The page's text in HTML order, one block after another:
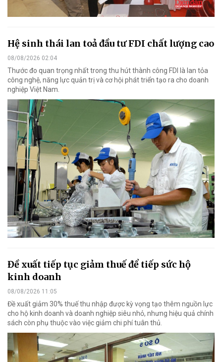
Hệ sinh thái lan toả đầu tư FDI chất lượng cao
08/08/2026 02:04
Thước đo quan trọng nhất trong thu hút thành công FDI là lan tỏa
công nghệ, năng lực quản trị và cơ hội phát triển tạo ra cho doanh
nghiệp Việt Nam.
Đề xuất tiếp tục giảm thuế để tiếp sức hộ
kinh doanh
08/08/2026 11:05
Đề xuất giảm 30% thuế thu nhập được kỳ vọng tạo thêm nguồn lực
cho hộ kinh doanh và doanh nghiệp siêu nhỏ, nhưng hiệu quả chính
sách còn phụ thuộc vào việc giảm chi phí tuân thủ.